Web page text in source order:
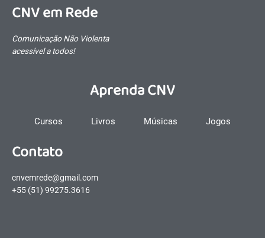
CNV em Rede
Comunicação Não Violenta
acessível a todos!
Aprenda CNV
Cursos Livros Músicas Jogos
Contato
cnvemrede@gmail.com
+55 (51) 99275.3616